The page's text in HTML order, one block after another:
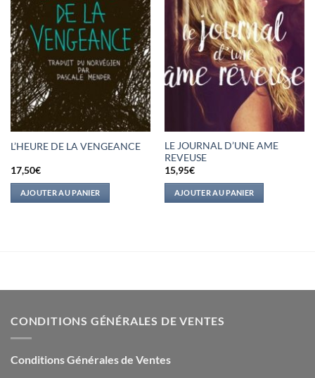
L’HEURE DE LA VENGEANCE
17,50€
AJOUTER AU PANIER
LE JOURNAL D’UNE AME
REVEUSE
15,95€
AJOUTER AU PANIER
CONDITIONS GÉNÉRALES DE VENTES
Conditions Générales de Ventes